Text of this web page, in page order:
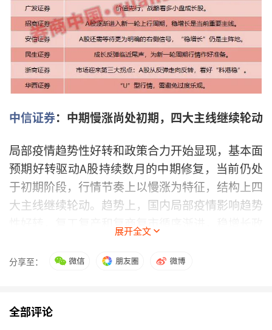
中信证券：中期慢涨尚处初期，四大主线继续轮动
局部疫情趋势性好转和政策合力开始显现，基本面
预期好转驱动A股持续数月的中期修复，当前仍处
于初期阶段，行情节奏上以慢涨为特征，结构上四
大主线继续轮动。趋势上，国内局部疫情影响趋势
性好转，复工复产和复商复市循序渐进，稳增长政
策落地兼顾密度和力度，政策合力开始显现，国内
经济在迈过4月低点后，预计5月开始回到逐月向
展开全文
分享至：
全部评论